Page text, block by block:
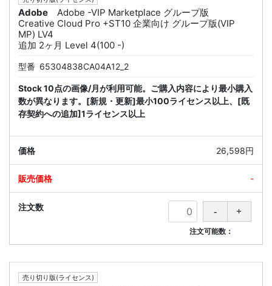
Adobe
Adobe -VIP Marketplace グループ版
Creative Cloud Pro +ST10 企業向け グループ版(VIP
MP) LV4
追加 2ヶ月 Level 4(100 -)
型番 65304838CA04A12_2
Stock 10点の画像/月が利用可能。ご購入内容により最小購入
数が異なります。[新規・更新]最小100ライセンス以上、[既
存契約への追加]1ライセンス以上
26,598円
-
注文可能数：
売り切り版(ライセンス)